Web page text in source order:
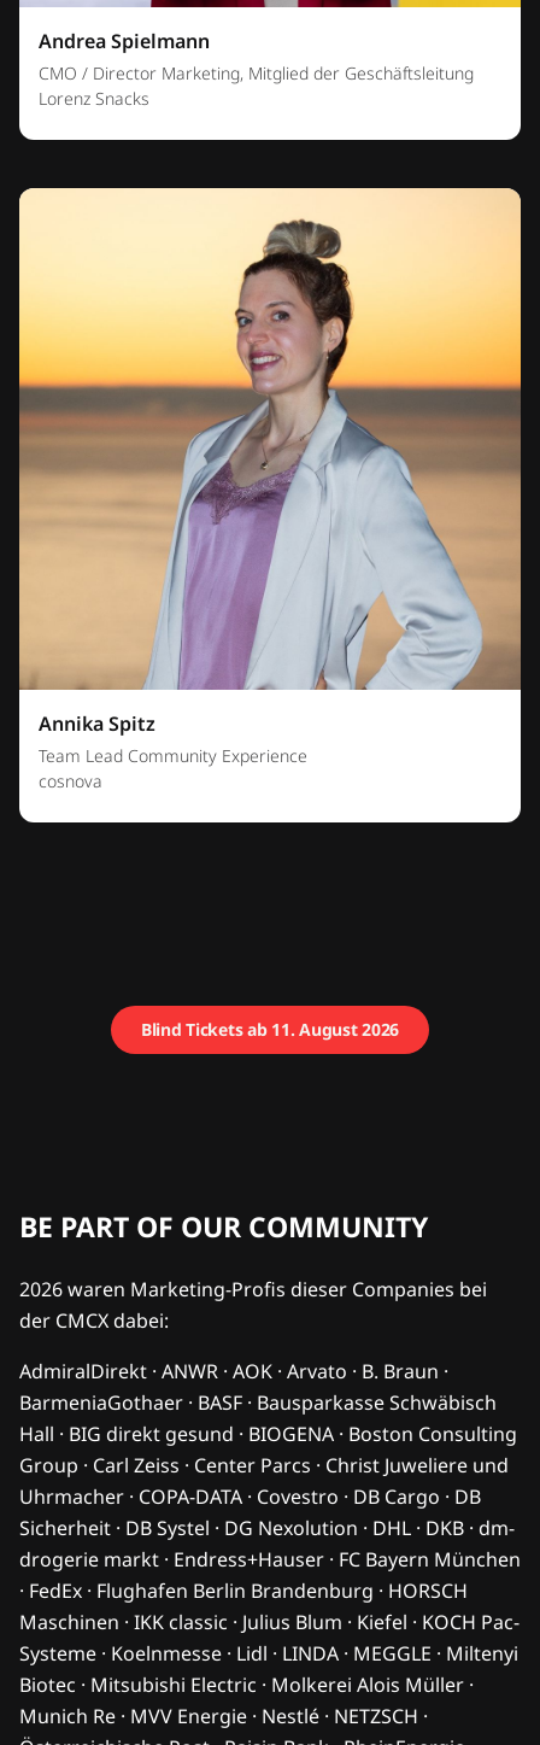
Andrea Spielmann
CMO / Director Marketing, Mitglied der Geschäftsleitung
Lorenz Snacks
Annika Spitz
Team Lead Community Experience
cosnova
Blind Tickets ab 11. August 2026
BE PART OF OUR COMMUNITY
2026 waren Marketing-Profis dieser Companies bei
der CMCX dabei:
AdmiralDirekt · ANWR · AOK · Arvato · B. Braun ·
BarmeniaGothaer · BASF · Bausparkasse Schwäbisch
Hall · BIG direkt gesund · BIOGENA · Boston Consulting
Group · Carl Zeiss · Center Parcs · Christ Juweliere und
Uhrmacher · COPA-DATA · Covestro · DB Cargo · DB
Sicherheit · DB Systel · DG Nexolution · DHL · DKB · dm-
drogerie markt · Endress+Hauser · FC Bayern München
· FedEx · Flughafen Berlin Brandenburg · HORSCH
Maschinen · IKK classic · Julius Blum · Kiefel · KOCH Pac-
Systeme · Koelnmesse · Lidl · LINDA · MEGGLE · Miltenyi
Biotec · Mitsubishi Electric · Molkerei Alois Müller ·
Munich Re · MVV Energie · Nestlé · NETZSCH ·